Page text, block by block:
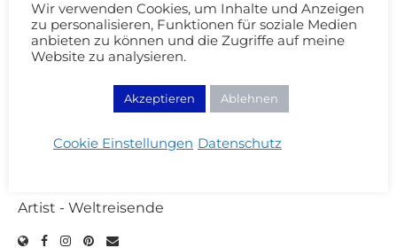
5 Kommentare
CARINA
Artist - Weltreisende
Wir verwenden Cookies, um Inhalte und Anzeigen
zu personalisieren, Funktionen für soziale Medien
anbieten zu können und die Zugriffe auf meine
Website zu analysieren.
Akzeptieren Ablehnen
Cookie Einstellungen Datenschutz